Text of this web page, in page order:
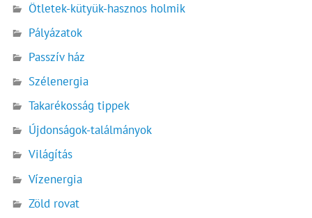
Ötletek-kütyük-hasznos holmik
Pályázatok
Passzív ház
Szélenergia
Takarékosság tippek
Újdonságok-találmányok
Világítás
Vízenergia
Zöld rovat